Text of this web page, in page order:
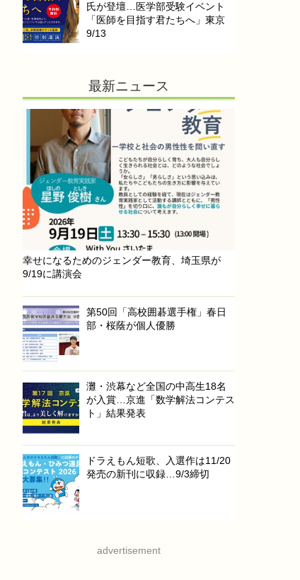
氏が登壇…医学部受験イベント
「医師を目指す君たちへ」東京
9/13
最新ニュース
幸せになるためのジェンダー教育、埼玉県が
9/19に講演会
第50回「高校囲碁選手権」春日
部・桜蔭が個人優勝
灘・渋幕など全国の中高生18名
が入賞…京進「数学解法コンテス
ト」結果発表
ドラえもん短歌、入選作は11/20
発売の新刊に収録…9/3締切
advertisement